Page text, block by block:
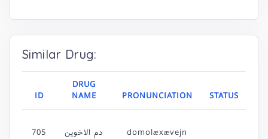
Similar Drug:
ID
DRUG
NAME
PRONUNCIATION STATUS
705 دم الاخوین domolæxævejn